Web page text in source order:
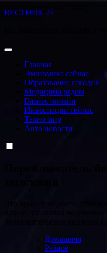
Перейти
ВЕСТНИК 24
Главная
Экономика сейчас
Образование сегодня
Медицина рядом
Бизнес онлайн
Инвестиции сейчас
Техно мир
Авто новости
Переключатель
Домашняя
Разное